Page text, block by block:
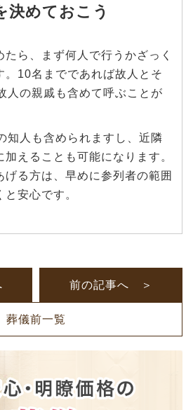
決めておこう
ら、まず何人で行うかざっく
。10名までであれば故人とそ
人の親戚も含めて呼ぶことが
知人も含められますし、近隣
えることも可能になります。
げる方は、早めに参列者の範囲
安心です。
葬儀前一覧
前の記事へ ＞